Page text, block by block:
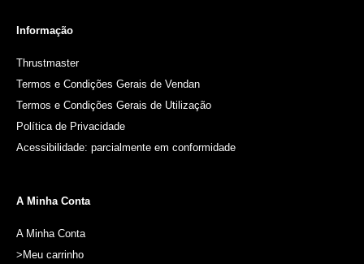
Informação
Thrustmaster
Termos e Condições Gerais de Vendan
Termos e Condições Gerais de Utilização
Política de Privacidade
Acessibilidade: parcialmente em conformidade
A Minha Conta
A Minha Conta
>Meu carrinho